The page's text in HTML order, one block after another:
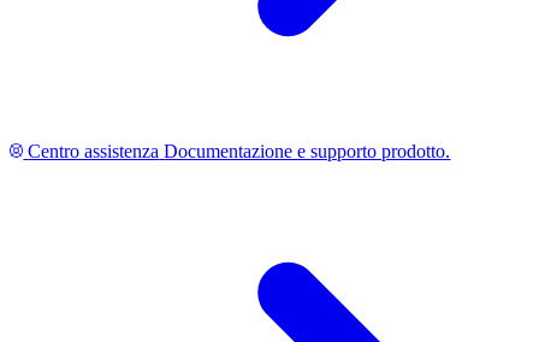
Centro assistenza Documentazione e supporto prodotto.